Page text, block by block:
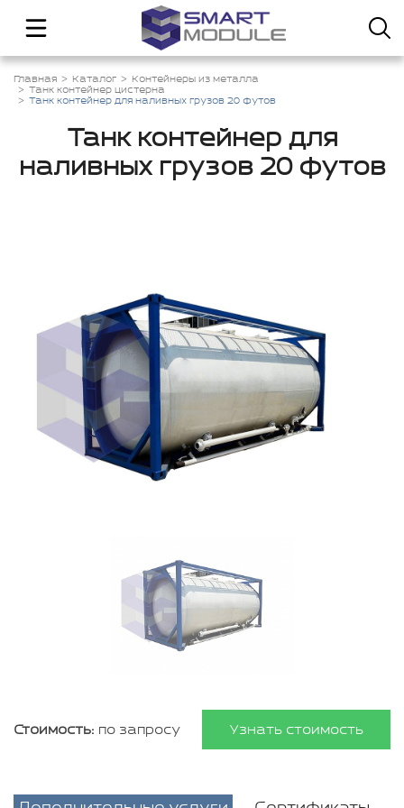
Главная Каталог
Контейнеры из металла
Танк контейнер цистерна
Танк контейнер для наливных грузов 20 футов
Танк контейнер для
наливных грузов 20 футов
Стоимость: по запросу Узнать стоимость